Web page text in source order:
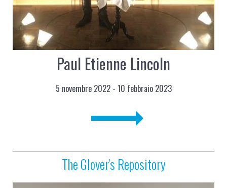
Paul Etienne Lincoln
5 novembre 2022 - 10 febbraio 2023
The Glover's Repository